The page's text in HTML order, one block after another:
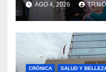
impacto en
AGO 4, 2026
CRÓNICA SALUD Y